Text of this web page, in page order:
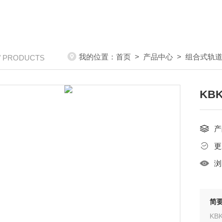
PRODUCTS 我的位置： 首页 > 产品中心 > 组合式轨
简